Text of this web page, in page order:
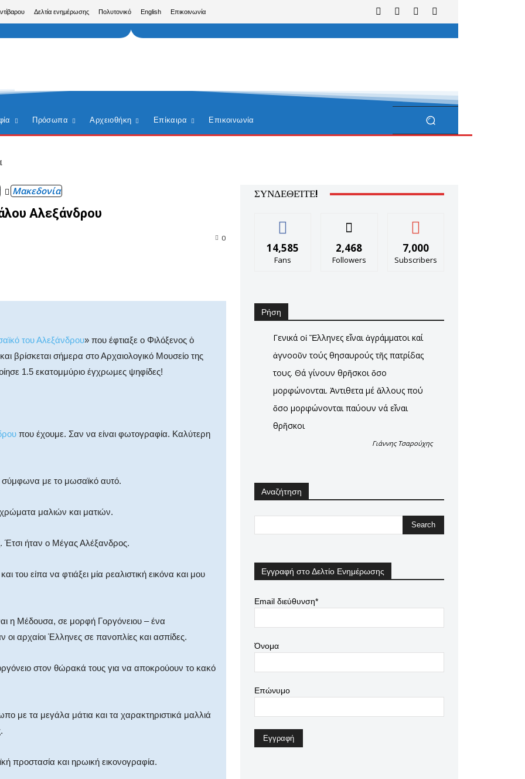
Δελτία ενημέρωσης Πολυτονικό English Επικοινωνία
Πρόσωπα Αρχειοθήκη Επίκαιρα Επικοινωνία
Μακεδονία
Αλεξάνδρου
0
του Αλεξάνδρου» που έφτιαξε ο Φιλόξενος ὁ
βρίσκεται σήμερα στο Αρχαιολογικό Μουσείο της
1.5 εκατομμύριο έγχρωμες ψηφίδες!
που έχουμε. Σαν να είναι φωτογραφία. Kαλύτερη
με το μωσαϊκό αυτό.
χρώματα μαλιών και ματιών.
Έτσι ήταν ο Μέγας Αλέξανδρος.
του είπα να φτιάξει μία ρεαλιστική εικόνα και μου
η Μέδουσα, σε μορφή Γοργόνειου – ένα
αρχαίοι Έλληνες σε πανοπλίες και ασπίδες.
στον θώρακά τους για να αποκρούουν το κακό
με τα μεγάλα μάτια και τα χαρακτηριστικά μαλλιά
προστασία και ηρωική εικονογραφία.
ΣΥΝΔΕΘΕΊΤΕ!
14,585
Fans
2,468
Followers
7,000
Subscribers
Ρήση
Γενικά οἰ Ἕλληνες εἶναι ἀγράμματοι καί
ἀγνοοῦν τούς θησαυρούς τῆς πατρίδας
τους. Θά γίνουν θρῆσκοι ὄσο
μορφώνονται. Ἀντιθετα μέ ἄλλους πού
ὄσο μορφώνονται παύουν νά εἶναι
θρῆσκοι
Γιάννης Τσαρούχης
Αναζήτηση
Εγγραφή στο Δελτίο Ενημέρωσης
Email διεύθυνση*
Όνομα
Επώνυμο